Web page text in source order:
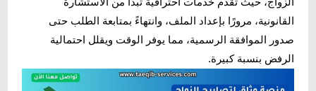
القانونية، مرورًا بإعداد الملف، وانتهاءً بمتابعة الطلب حتى
صدور الموافقة الرسمية، مما يوفر الوقت ويقلل احتمالية
الرفض بنسبة كبيرة.